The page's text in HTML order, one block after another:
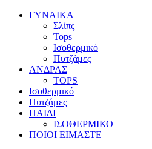
ΓΥΝΑΙΚΑ
Σλίπς
Tops
Ισοθερμικό
Πυτζάμες
ΑΝΔΡΑΣ
TOPS
Ισοθερμικό
Πυτζάμες
ΠΑΙΔΙ
ΙΣΟΘΕΡΜΙΚΟ
ΠΟΙΟΙ ΕΙΜΑΣΤΕ